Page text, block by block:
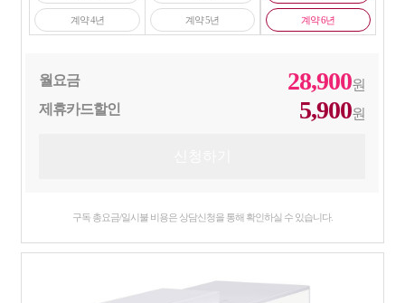
계약 4년 계약 5년 계약 6년
월요금 28,900원
제휴카드할인
5,900원
구독 총요금/일시불 비용은 상담신청을 통해 확인하실 수 있습니다.